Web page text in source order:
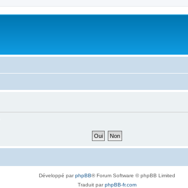
Développé parphpBB® Forum Software © phpBB Limited
Traduit parphpBB-fr.com